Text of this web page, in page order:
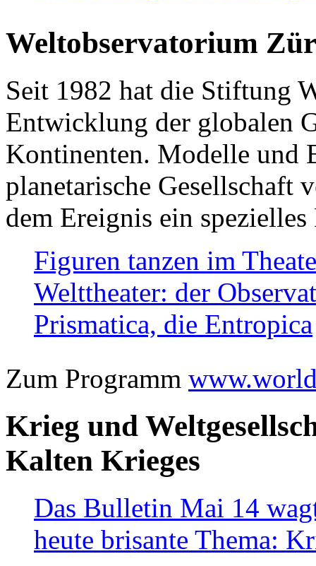
Weltobservatorium
Seit 1982 hat die Stiftung
Entwicklung der globalen
Kontinenten. Modelle und
planetarische Gesellschaft
dem Ereignis ein
Figuren tanzen im
Welttheater: der
Prismatica, die Entropica
Zum Programm
Krieg und
Kalten Krieges
Das Bulletin Mai 14
heute brisante Thema: